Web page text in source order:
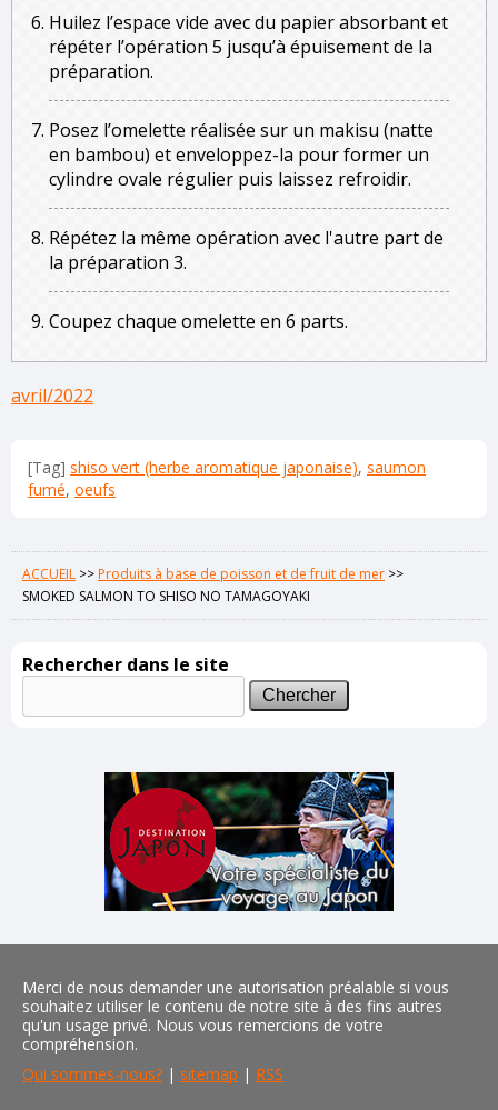
Huilez l’espace vide avec du papier absorbant et
répéter l’opération 5 jusqu’à épuisement de la
préparation.
Posez l’omelette réalisée sur un makisu (natte
en bambou) et enveloppez-la pour former un
cylindre ovale régulier puis laissez refroidir.
Répétez la même opération avec l'autre part de
la préparation 3.
Coupez chaque omelette en 6 parts.
avril/2022
[Tag] shiso vert (herbe aromatique japonaise), saumon
fumé, oeufs
ACCUEIL >>Produits à base de poisson et de fruit de mer >>
SMOKED SALMON TO SHISO NO TAMAGOYAKI
Rechercher dans le site
Merci de nous demander une autorisation préalable si vous
souhaitez utiliser le contenu de notre site à des fins autres
qu'un usage privé. Nous vous remercions de votre
compréhension.
Qui sommes-nous? | sitemap | RSS